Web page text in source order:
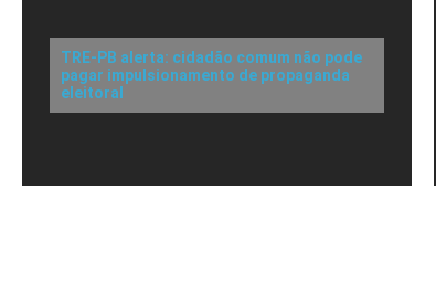
TRE-PB alerta: cidadão comum não pode
pagar impulsionamento de propaganda
eleitoral